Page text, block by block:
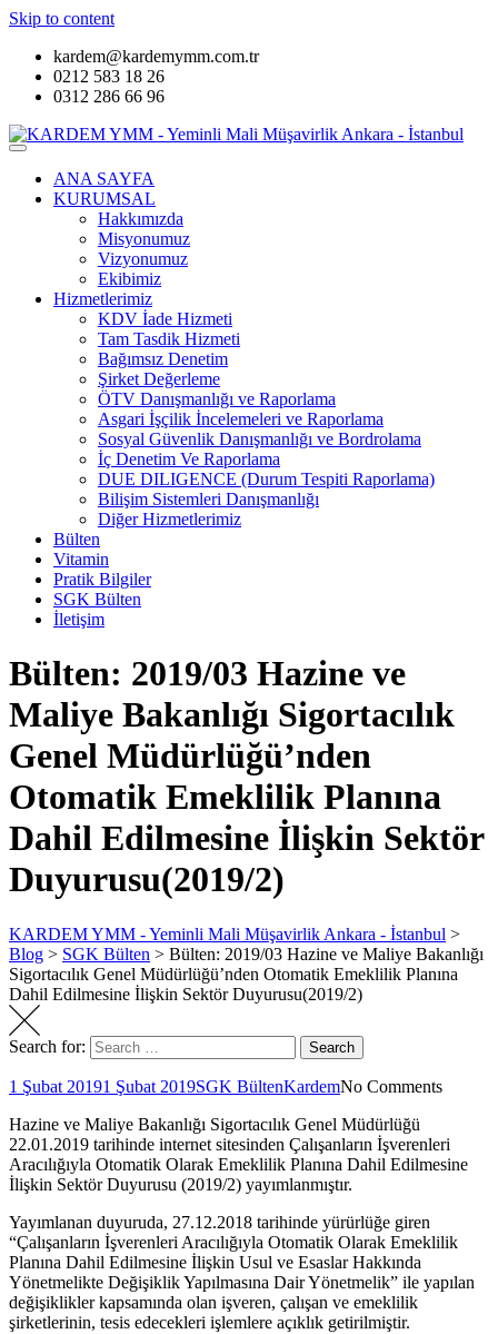
Skip to content
kardem@kardemymm.com.tr
0212 583 18 26
0312 286 66 96
ANA SAYFA
KURUMSAL
Hakkımızda
Misyonumuz
Vizyonumuz
Ekibimiz
Hizmetlerimiz
KDV İade Hizmeti
Tam Tasdik Hizmeti
Bağımsız Denetim
Şirket Değerleme
ÖTV Danışmanlığı ve Raporlama
Asgari İşçilik İncelemeleri ve Raporlama
Sosyal Güvenlik Danışmanlığı ve Bordrolama
İç Denetim Ve Raporlama
DUE DILIGENCE (Durum Tespiti Raporlama)
Bilişim Sistemleri Danışmanlığı
Diğer Hizmetlerimiz
Bülten
Vitamin
Pratik Bilgiler
SGK Bülten
İletişim
Bülten: 2019/03 Hazine ve
Maliye Bakanlığı Sigortacılık
Genel Müdürlüğü’nden
Otomatik Emeklilik Planına
Dahil Edilmesine İlişkin Sektör
Duyurusu(2019/2)
KARDEM YMM - Yeminli Mali Müşavirlik Ankara - İstanbul >
Blog > SGK Bülten > Bülten: 2019/03 Hazine ve Maliye Bakanlığı
Sigortacılık Genel Müdürlüğü’nden Otomatik Emeklilik Planına
Dahil Edilmesine İlişkin Sektör Duyurusu(2019/2)
Search for: Search
1 Şubat 20191 Şubat 2019SGK BültenKardemNo Comments
Hazine ve Maliye Bakanlığı Sigortacılık Genel Müdürlüğü
22.01.2019 tarihinde internet sitesinden Çalışanların İşverenleri
Aracılığıyla Otomatik Olarak Emeklilik Planına Dahil Edilmesine
İlişkin Sektör Duyurusu (2019/2) yayımlanmıştır.
Yayımlanan duyuruda, 27.12.2018 tarihinde yürürlüğe giren
“Çalışanların İşverenleri Aracılığıyla Otomatik Olarak Emeklilik
Planına Dahil Edilmesine İlişkin Usul ve Esaslar Hakkında
Yönetmelikte Değişiklik Yapılmasına Dair Yönetmelik” ile yapılan
değişiklikler kapsamında olan işveren, çalışan ve emeklilik
şirketlerinin, tesis edecekleri işlemlere açıklık getirilmiştir.